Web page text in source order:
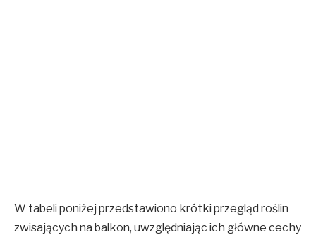
W tabeli poniżej przedstawiono krótki przegląd roślin
zwisających na balkon, uwzględniając ich główne cechy